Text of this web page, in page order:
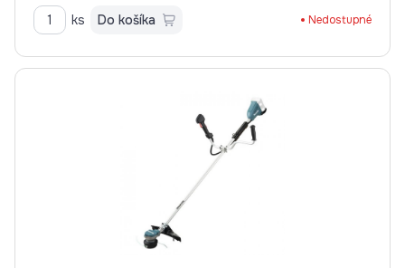
ks Do košíka Nedostupné